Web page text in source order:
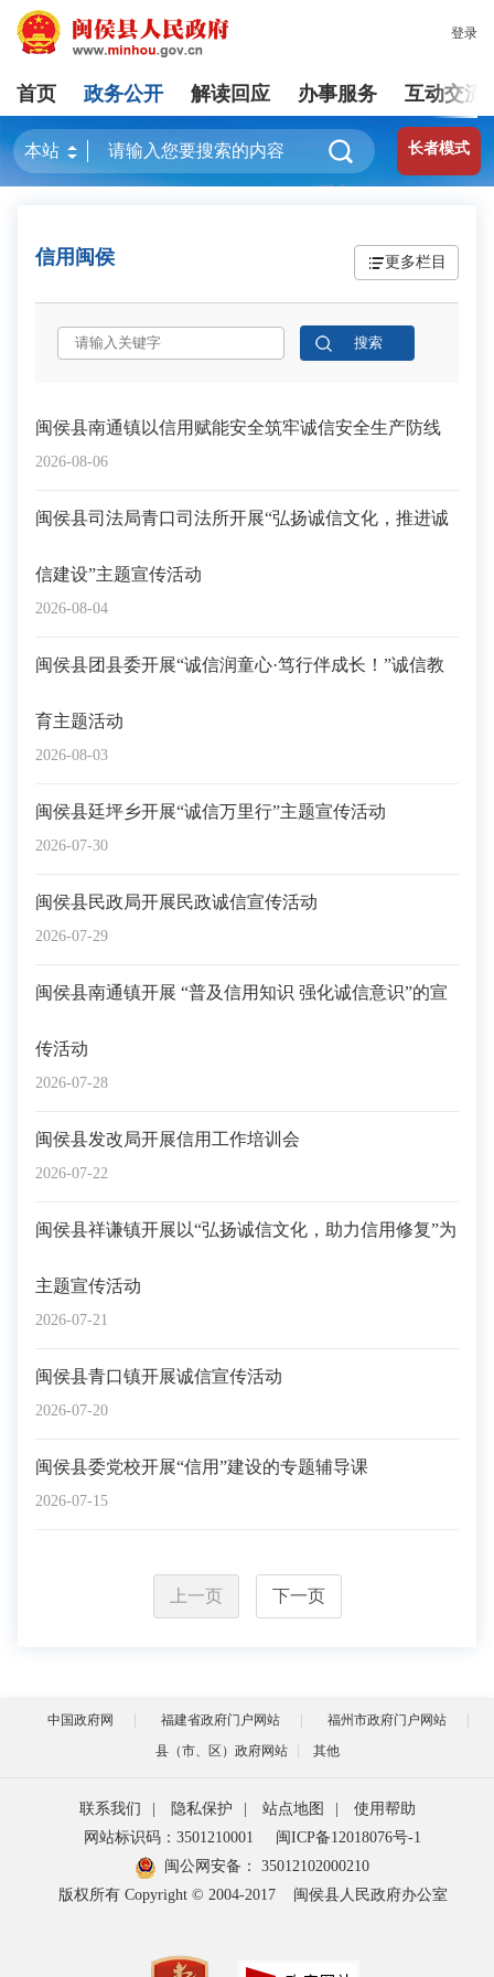
登录
首页 政务公开 解读回应 办事服务 互动交流
长者模式
信用闽侯 更多栏目
2026-08-06
闽侯县南通镇以信用赋能安全筑牢诚信安全生产防线
2026-08-04
闽侯县司法局青口司法所开展“弘扬诚信文化，推进诚
信建设”主题宣传活动
2026-08-03
闽侯县团县委开展“诚信润童心·笃行伴成长！”诚信教
育主题活动
2026-07-30
闽侯县廷坪乡开展“诚信万里行”主题宣传活动
2026-07-29
闽侯县民政局开展民政诚信宣传活动
2026-07-28
闽侯县南通镇开展 “普及信用知识 强化诚信意识”的宣
传活动
2026-07-22
闽侯县发改局开展信用工作培训会
2026-07-21
闽侯县祥谦镇开展以“弘扬诚信文化，助力信用修复”为
主题宣传活动
2026-07-20
闽侯县青口镇开展诚信宣传活动
2026-07-15
闽侯县委党校开展“信用”建设的专题辅导课
上一页 下一页
中国政府网 福建省政府门户网站
福州市政府门户网站
县（市、区）政府网站
其他
联系我们 隐私保护 站点地图
使用帮助
网站标识码：3501210001
闽ICP备12018076号-1
闽公网安备：
35012102000210
版权所有 Copyright © 2004-2017
闽侯县人民政府办公室